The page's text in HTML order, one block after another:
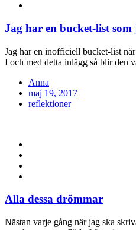
Jag har en bucket-list
Jag har en inofficiell bucket-list
I och med detta inlägg så blir den
Anna
Posted
on
maj 19, 2017
reflektioner
Alla dessa drömmar
Nästan varje gång när jag ska